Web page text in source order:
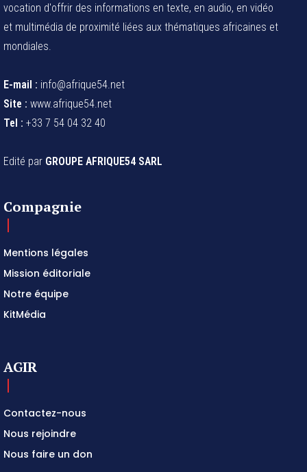
vocation d'offrir des informations en texte, en audio, en vidéo
et multimédia de proximité liées aux thématiques africaines et
mondiales.
E-mail : info@afrique54.net
Site : www.afrique54.net
Tel : +33 7 54 04 32 40
Edité par GROUPE AFRIQUE54 SARL
Compagnie
Mentions légales
Mission éditoriale
Notre équipe
KitMédia
AGIR
Contactez-nous
Nous rejoindre
Nous faire un don